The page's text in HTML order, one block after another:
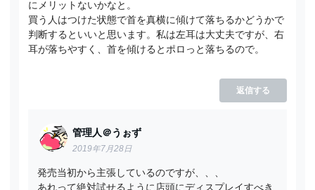
にメリットないかなと。
買う人はつけた状態で首を真横に傾けて落ちるかどうかで
判断するといいと思います。私は左耳は大丈夫ですが、右
耳が落ちやすく、首を傾けるとポロっと落ちるので。
返信する
管理人＠うぉず
2019年7月28日
発売当初から主張しているのですが、、、
あれって絶対試せるように店頭にディスプレイすべき